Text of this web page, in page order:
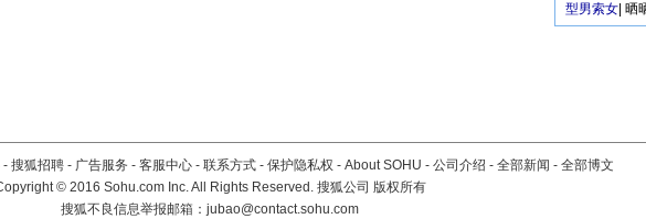
型男索女 晒
- 搜狐招聘 - 广告服务 - 客服中心 - 联系方式 - 保护隐私权 - About SOHU - 公司介绍 - 全部新闻 - 全部博文
©2016 Sohu.com Inc. All Rights Reserved. 搜狐公司 版权所有
搜狐不良信息举报邮箱： jubao@contact.sohu.com